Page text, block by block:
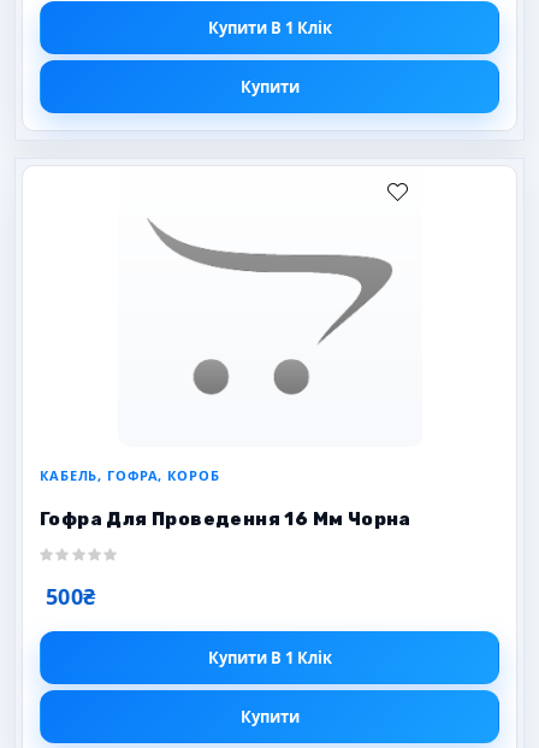
Купити В 1 Клік
Купити
КАБЕЛЬ, ГОФРА, КОРОБ
Гофра Для Проведення 16 Мм Чорна
500₴
Купити В 1 Клік
Купити